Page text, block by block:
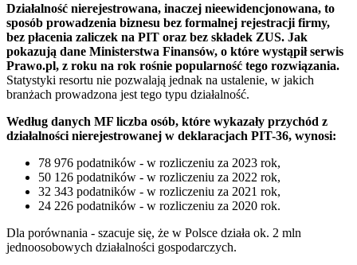
Działalność nierejestrowana, inaczej nieewidencjonowana, to
sposób prowadzenia biznesu bez formalnej rejestracji firmy,
bez płacenia zaliczek na PIT oraz bez składek ZUS. Jak
pokazują dane Ministerstwa Finansów, o które wystąpił serwis
Prawo.pl, z roku na rok rośnie popularność tego rozwiązania.
Statystyki resortu nie pozwalają jednak na ustalenie, w jakich
branżach prowadzona jest tego typu działalność.
Według danych MF liczba osób, które wykazały przychód z
działalności nierejestrowanej w deklaracjach PIT-36, wynosi:
78 976 podatników - w rozliczeniu za 2023 rok,
50 126 podatników - w rozliczeniu za 2022 rok,
32 343 podatników - w rozliczeniu za 2021 rok,
24 226 podatników - w rozliczeniu za 2020 rok.
Dla porównania - szacuje się, że w Polsce działa ok. 2 mln
jednoosobowych działalności gospodarczych.